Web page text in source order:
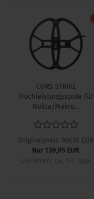
CORS STRIKE
Hochleistungsspule für
Nokta/Makro...
Originalpreis 169,95 EUR
Nur 139,95 EUR